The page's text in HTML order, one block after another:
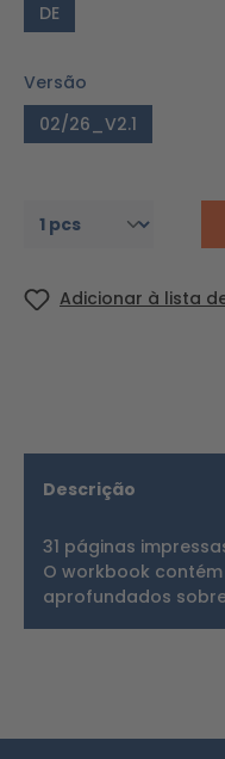
DE
Versão
02/26_V2.1
Adicionar à lista
Descrição
31 páginas
O workbook
aprofundados